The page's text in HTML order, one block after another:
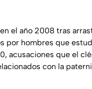
el año 2008 tras
por hombres que
acusaciones que el
con la